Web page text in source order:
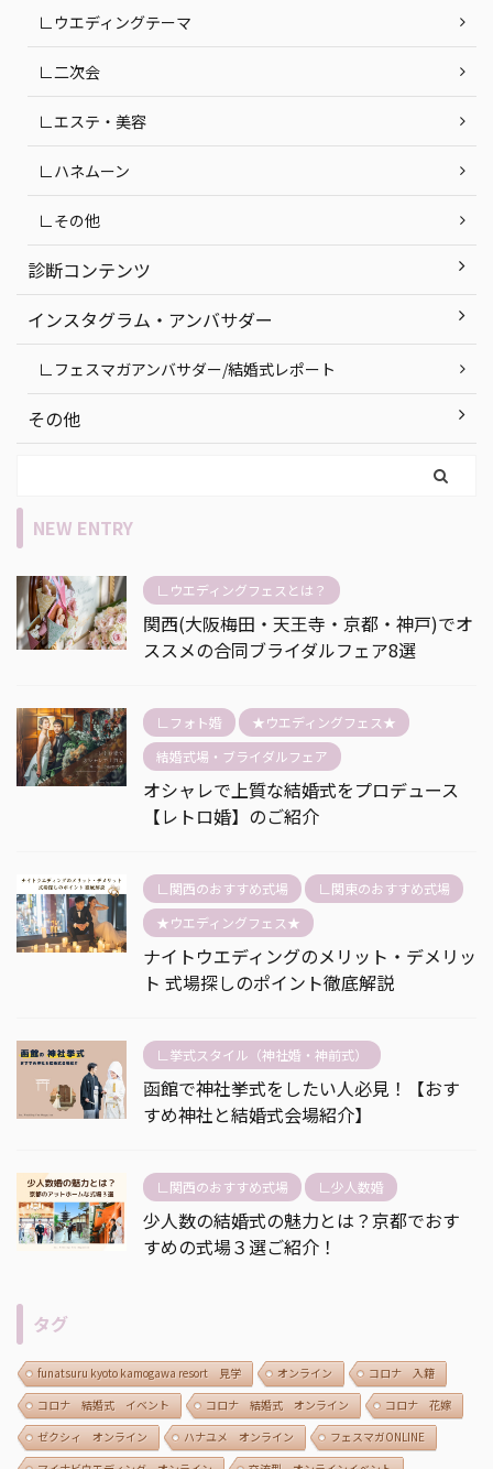
∟ウエディングテーマ
∟二次会
∟エステ・美容
∟ハネムーン
∟その他
診断コンテンツ
インスタグラム・アンバサダー
∟フェスマガアンバサダー/結婚式レポート
その他
NEW ENTRY
∟ウエディングフェスとは？
関西(大阪梅田・天王寺・京都・神戸)でオ
ススメの合同ブライダルフェア8選
∟フォト婚
★ウエディングフェス★
結婚式場・ブライダルフェア
オシャレで上質な結婚式をプロデュース
【レトロ婚】のご紹介
∟関西のおすすめ式場
∟関東のおすすめ式場
★ウエディングフェス★
ナイトウエディングのメリット・デメリッ
ト 式場探しのポイント徹底解説
∟挙式スタイル（神社婚・神前式）
函館で神社挙式をしたい人必見！【おす
すめ神社と結婚式会場紹介】
∟関西のおすすめ式場 ∟少人数婚
少人数の結婚式の魅力とは？京都でおす
すめの式場３選ご紹介！
タグ
funatsuru kyoto kamogawa resort 見学 オンライン
コロナ 入籍
コロナ 結婚式 イベント
コロナ 結婚式 オンライン
コロナ 花嫁
ゼクシィ オンライン
ハナユメ オンライン
フェスマガONLINE